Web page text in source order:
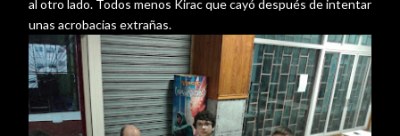
al otro lado. Todos menos Kirac que cayó después de intentar
unas acrobacias extrañas.